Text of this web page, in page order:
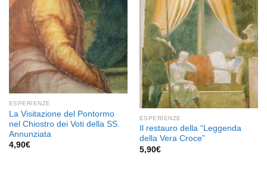
ESPERIENZE
La Visitazione del Pontormo
nel Chiostro dei Voti della SS.
Annunziata
4,90€
ESPERIENZE
Il restauro della “Leggenda
della Vera Croce”
5,90€